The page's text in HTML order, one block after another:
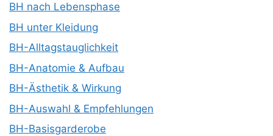
BH nach Lebensphase
BH unter Kleidung
BH-Alltagstauglichkeit
BH-Anatomie & Aufbau
BH-Ästhetik & Wirkung
BH-Auswahl & Empfehlungen
BH-Basisgarderobe